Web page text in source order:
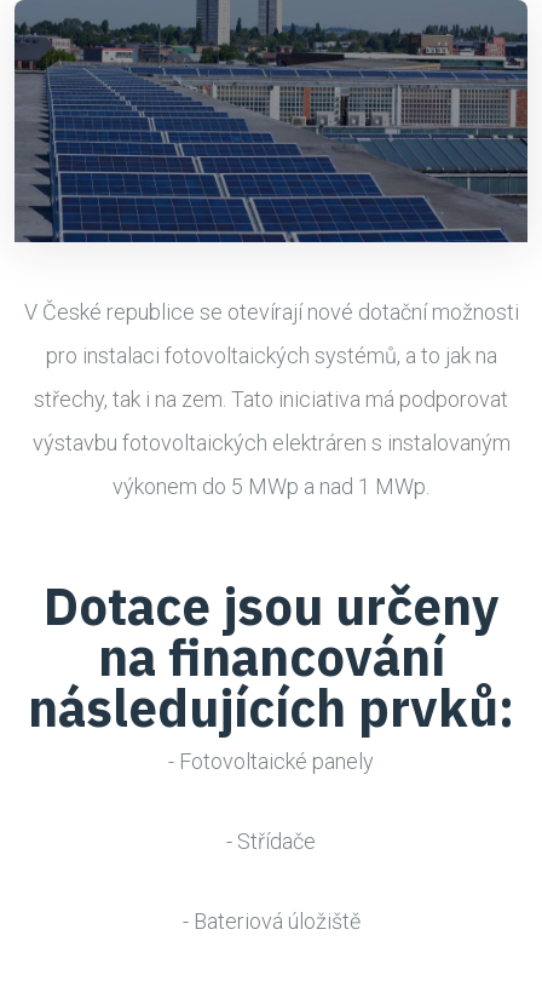
V České republice se otevírají nové dotační možnosti
pro instalaci fotovoltaických systémů, a to jak na
střechy, tak i na zem. Tato iniciativa má podporovat
výstavbu fotovoltaických elektráren s instalovaným
výkonem do 5 MWp a nad 1 MWp.
Dotace jsou určeny
na financování
následujících prvků:
- Fotovoltaické panely
- Střídače
- Bateriová úložiště